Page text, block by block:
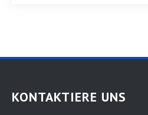
KONTAKTIERE UNS